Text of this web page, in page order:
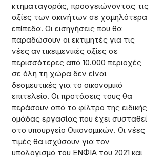
κτηματαγοράς, προσγειώνοντας τις
αξίες των ακινήτων σε χαμηλότερα
επίπεδα. Οι εισηγήσεις που θα
παραδώσουν οι εκτιμητές για τις
νέες αντικειμενικές αξίες σε
περισσότερες από 10.000 περιοχές
σε όλη τη χώρα δεν είναι
δεσμευτικές για το οικονομικό
επιτελείο. Οι προτάσεις τους θα
περάσουν από το φίλτρο της ειδικής
ομάδας εργασίας που έχει συσταθεί
στο υπουργείο Οικονομικών. Οι νέες
τιμές θα ισχύσουν για τον
υπολογισμό του ΕΝΦΙΑ του 2021 και